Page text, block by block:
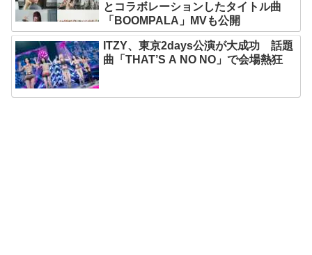
とコラボレーションしたタイトル曲
「BOOMPALA」MVも公開
ITZY、東京2days公演が大成功 話題
曲「THAT’S A NO NO」で会場熱狂